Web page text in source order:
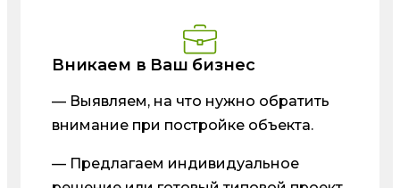
Вникаем в Ваш бизнес
— Выявляем, на что нужно обратить
внимание при постройке объекта.
— Предлагаем индивидуальное